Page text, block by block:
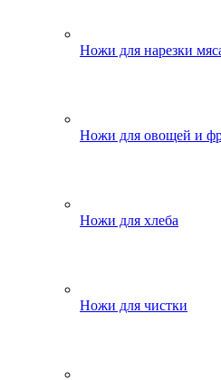
Ножи для нарезки
Ножи для овощей и
Ножи для хлеба
Ножи для чистки